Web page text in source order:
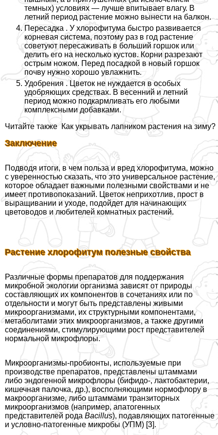
темных) условиях — лучше впитывает влагу. В
летний период растение можно вынести на балкон.
Пересадка . У хлорофитума быстро развивается
корневая система, поэтому раз в год растение
советуют пересаживать в больший горшок или
делить его на несколько кустов. Корни разрезают
острым ножом. Перед посадкой в новый горшок
почву нужно хорошо увлажнить.
Удобрения . Цветок не нуждается в особых
удобряющих средствах. В весенний и летний
период можно подкармливать его любыми
комплексными добавками.
Читайте также Как укрывать лапником растения на зиму?
Заключение
Подводя итоги, в чем польза и вред хлорофитума, можно
с уверенностью сказать, что это универсальное растение,
которое обладает важными полезными свойствами и не
имеет противопоказаний. Цветок неприхотлив, прост в
выращивании и уходе, подойдет для начинающих
цветоводов и любителей комнатных растений.
Растение хлорофитум полезные свойства
Различные формы препаратов для поддержания
микробной экологии организма зависят от природы
составляющих их компонентов в сочетаниях или по
отдельности и могут быть представлены живыми
микроорганизмами, их структурными компонентами,
метаболитами этих микроорганизмов, а также другими
соединениями, стимулирующими рост представителей
нормальной микрофлоры.
Микроорганизмы-пробионты, используемые при
производстве препаратов, представлены штаммами
либо эндогенной микрофлоры (бифидо-, лактобактерии,
кишечная палочка, др.), восполняющими нормофлору в
макроорганизме, либо штаммами транзиторных
микроорганизмов (например, апатогенных
представителей рода Bacillus), подавляющих патогенные
и условно-патогенные микробы (УПМ) [3].